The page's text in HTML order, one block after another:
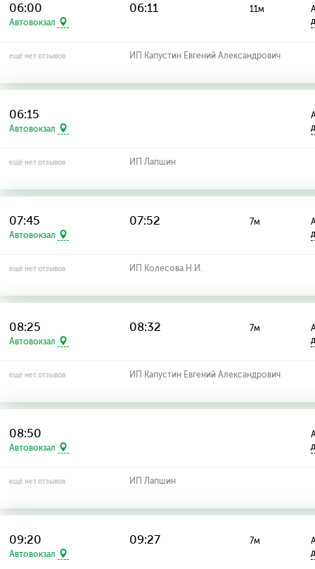
06:00
Автовокзал
06:11 11м
ещё нет отзывов ИП Капустин Евгений Александрович
06:15
Автовокзал
ещё нет отзывов ИП Лапшин
07:45
Автовокзал
07:52 7м
ещё нет отзывов ИП Колесова Н.И.
08:25
Автовокзал
08:32 7м
ещё нет отзывов ИП Капустин Евгений Александрович
08:50
Автовокзал
ещё нет отзывов ИП Лапшин
09:20
Автовокзал
09:27 7м